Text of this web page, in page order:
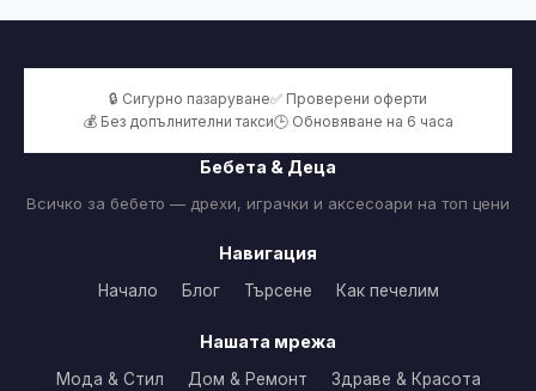
🔒 Сигурно пазаруване✅ Проверени оферти
💰 Без допълнителни такси🕒 Обновяване на 6 часа
Бебета & Деца
Всичко за бебето — дрехи, играчки и аксесоари на топ цени
Навигация
Начало Блог Търсене Как печелим
Нашата мрежа
Мода & Стил Дом & Ремонт
Здраве & Красота